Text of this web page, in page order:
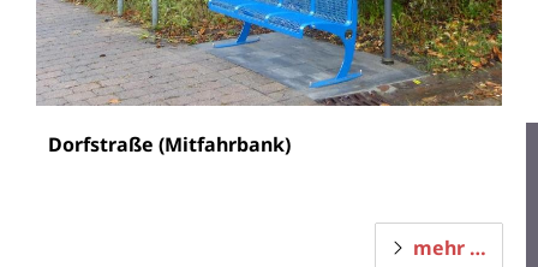
Dorfstraße (Mitfahrbank)
mehr …